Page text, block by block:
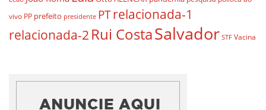
vivo PP prefeito presidente PTrelacionada-1
relacionada-2 Rui CostaSalvador STF Vacina